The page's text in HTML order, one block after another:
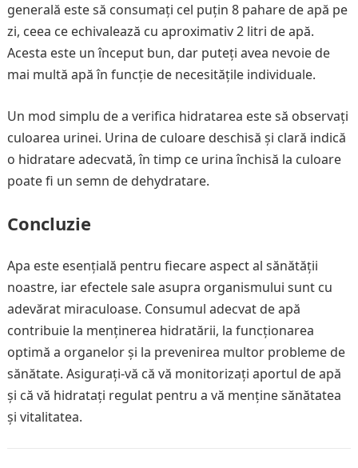
generală este să consumați cel puțin 8 pahare de apă pe
zi, ceea ce echivalează cu aproximativ 2 litri de apă.
Acesta este un început bun, dar puteți avea nevoie de
mai multă apă în funcție de necesitățile individuale.
Un mod simplu de a verifica hidratarea este să observați
culoarea urinei. Urina de culoare deschisă și clară indică
o hidratare adecvată, în timp ce urina închisă la culoare
poate fi un semn de dehydratare.
Concluzie
Apa este esențială pentru fiecare aspect al sănătății
noastre, iar efectele sale asupra organismului sunt cu
adevărat miraculoase. Consumul adecvat de apă
contribuie la menținerea hidratării, la funcționarea
optimă a organelor și la prevenirea multor probleme de
sănătate. Asigurați-vă că vă monitorizați aportul de apă
și că vă hidratați regulat pentru a vă menține sănătatea
și vitalitatea.